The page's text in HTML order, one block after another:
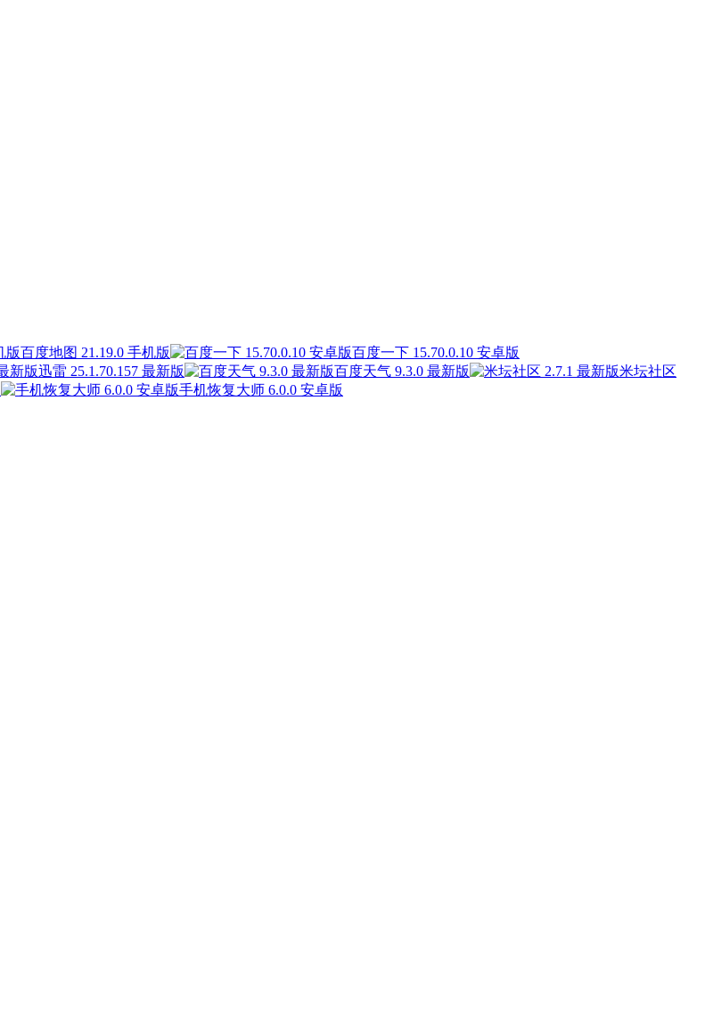
百度地图 21.19.0 手机版
百度一下 15.70.0.10 安卓版
迅雷 25.1.70.157 最新版 百度天气 9.3.0 最新版
米坛社区
手机恢复大师 6.0.0 安卓版